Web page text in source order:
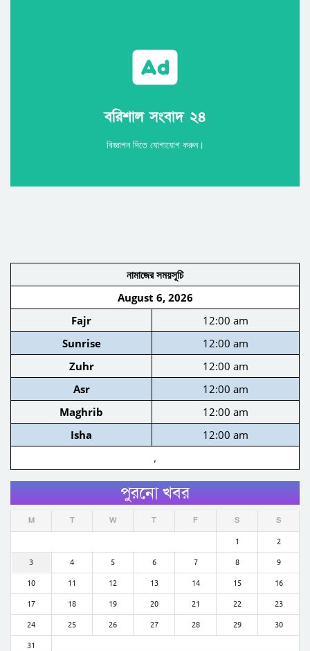
বরিশাল সংবাদ ২৪
বিজ্ঞাপন দিতে যোগাযোগ করুন।
বরিশাল সংবাদ ২৪
Call
নামাজের সময়সূচি
August 6, 2026
Fajr
12:00 am
Sunrise
12:00 am
Zuhr
12:00 am
Asr
12:00 am
Maghrib
12:00 am
Isha
12:00 am
,
পুরনো খবর
M T W T F S S
1 2
3 4 5 6 7 8 9
10 11 12 13 14 15 16
17 18 19 20 21 22 23
24 25 26 27 28 29 30
31